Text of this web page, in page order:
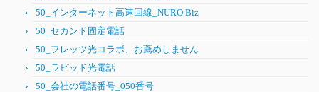
50_インターネット高速回線_NURO Biz
50_セカンド固定電話
50_フレッツ光コラボ、お薦めしません
50_ラピッド光電話
50_会社の電話番号_050番号